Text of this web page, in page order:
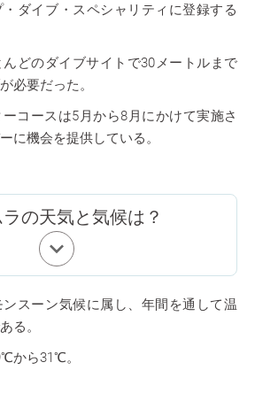
ダイブ・スペシャリティに登録する
どのダイブサイトで30メートルまで
必要だった。
コースは5月から8月にかけて実施さ
に機会を提供している。
の天気と気候は？
keyboard_arrow_down
スーン気候に属し、年間を通して温
る。
から31℃。